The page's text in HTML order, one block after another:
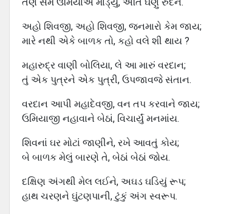
અહો શિવજી, અહો શિવજી, જનમારો કેમ જાય;
મારે નથી એકે બાળક તો, કહો વલે શી થાય ?
મહારુદ્ર વાણી બોલિયા, લે આ મારું વરદાન;
તું એક પુત્રને એક પુત્રી, ઉપજાવજે સંતાન.
વરદાન આપી મહાદેવજી, વન તપ કરવાને જાય;
ઉમિયાજી નહાવાને બેઠાં, વિચાર્યું મનમાંય.
શિવનાં ઘર મોટાં જાણીને, રખે આવતું કોય;
બે બાળક મેલું બારણે તે, બેઠાં બેઠાં જોય.
દક્ષિણ અંગથી મેલ લઈને, અઘડ ઘડિયું રૂપ;
હાથ ચરણને ઘુંટણપાની, ટુંકું અંગ સ્વરૂપ.